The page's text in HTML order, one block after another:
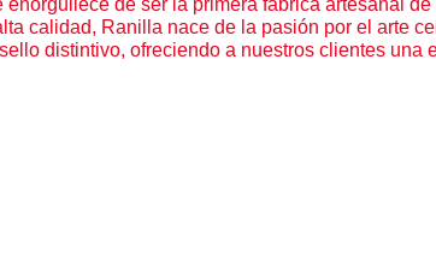
de ser la primera fábrica artesanal
calidad, Ranilla nace de la pasión por el arte
distintivo, ofreciendo a nuestros clientes una